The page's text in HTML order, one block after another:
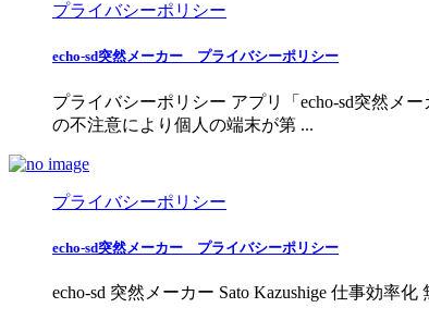
プライバシーポリシー
echo-sd突然メーカー プライバシーポリシー
プライバシーポリシー アプリ「echo-sd突然メ
の不注意により個人の端末が第 ...
プライバシーポリシー
echo-sd突然メーカー プライバシーポリシー
echo-sd 突然メーカー Sato Kazushige 仕事効率